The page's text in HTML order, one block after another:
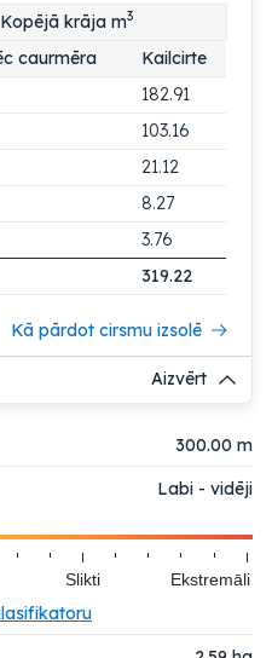
Kopējā krāja m3
caurmēra
Kailcirte
182.91
103.16
21.12
8.27
3.76
319.22
Kā pārdot cirsmu izsolē
Aizvērt
300.00 m
Labi - vidēji
Slikti Ekstremāli